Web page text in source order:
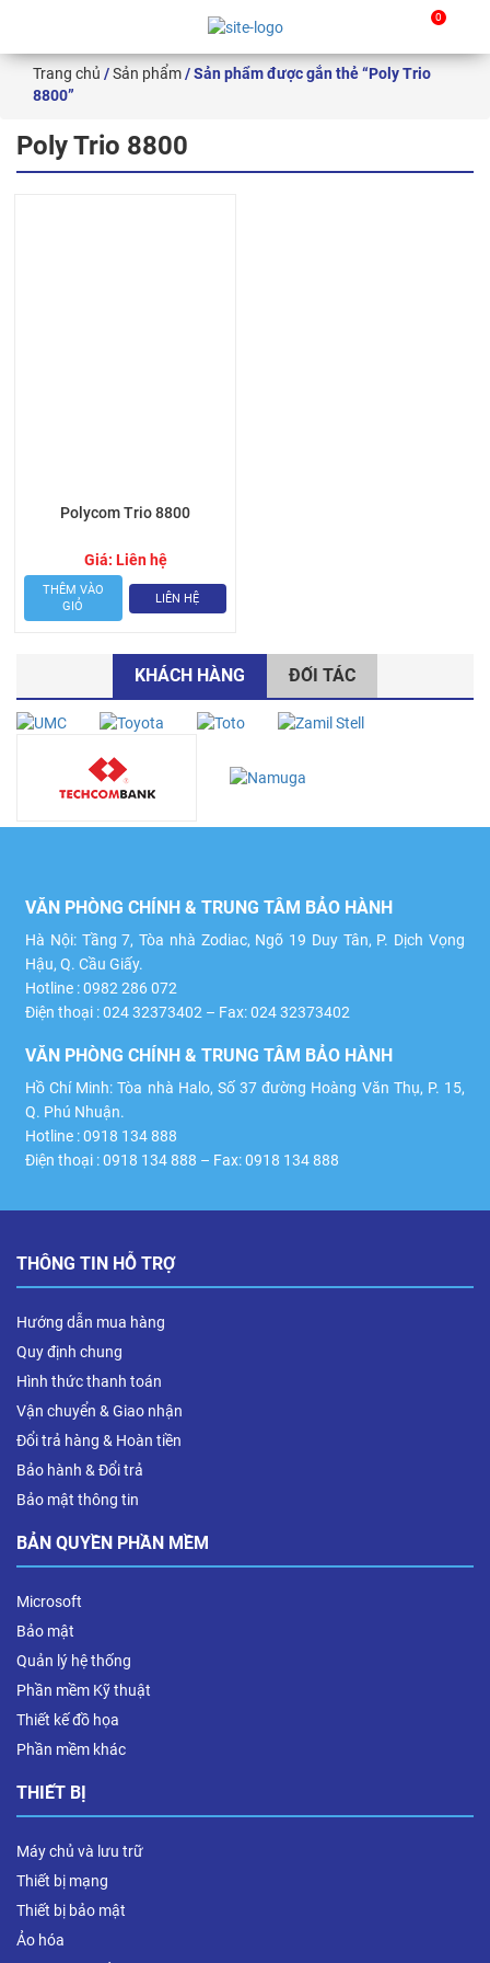
Skip
content
0
Trang chủ /Sản phẩm/ Sản phẩm được gắn thẻ “Poly Trio
8800”
Poly Trio 8800
Polycom Trio 8800
Giá: Liên hệ
THÊM VÀO
GIỎ
LIÊN HỆ
KHÁCH HÀNG ĐỐI TÁC
VĂN PHÒNG CHÍNH & TRUNG TÂM BẢO HÀNH
Hà Nội: Tầng 7, Tòa nhà Zodiac, Ngõ 19 Duy Tân, P. Dịch Vọng
Hậu, Q. Cầu Giấy.
Hotline : 0982 286 072
Điện thoại : 024 32373402 – Fax: 024 32373402
VĂN PHÒNG CHÍNH & TRUNG TÂM BẢO HÀNH
Hồ Chí Minh: Tòa nhà Halo, Số 37 đường Hoàng Văn Thụ, P. 15,
Q. Phú Nhuận.
Hotline : 0918 134 888
Điện thoại : 0918 134 888 – Fax: 0918 134 888
THÔNG TIN HỖ TRỢ
Hướng dẫn mua hàng
Quy định chung
Hình thức thanh toán
Vận chuyển & Giao nhận
Đổi trả hàng & Hoàn tiền
Bảo hành & Đổi trả
Bảo mật thông tin
BẢN QUYỀN PHẦN MỀM
Microsoft
Bảo mật
Quản lý hệ thống
Phần mềm Kỹ thuật
Thiết kế đồ họa
Phần mềm khác
THIẾT BỊ
Máy chủ và lưu trữ
Thiết bị mạng
Thiết bị bảo mật
Ảo hóa